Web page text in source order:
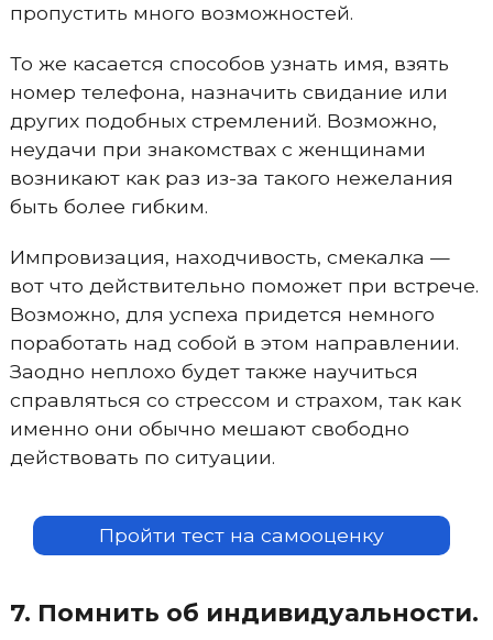
пропустить много возможностей.
То же касается способов узнать имя, взять
номер телефона, назначить свидание или
других подобных стремлений. Возможно,
неудачи при знакомствах с женщинами
возникают как раз из-за такого нежелания
быть более гибким.
Импровизация, находчивость, смекалка —
вот что действительно поможет при встрече.
Возможно, для успеха придется немного
поработать над собой в этом направлении.
Заодно неплохо будет также научиться
справляться со стрессом и страхом, так как
именно они обычно мешают свободно
действовать по ситуации.
Пройти тест на самооценку
7. Помнить об индивидуальности.